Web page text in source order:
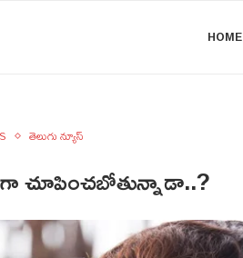
HOME
తెలుగు న్యూస్
చూపించబోతున్నాడా..?